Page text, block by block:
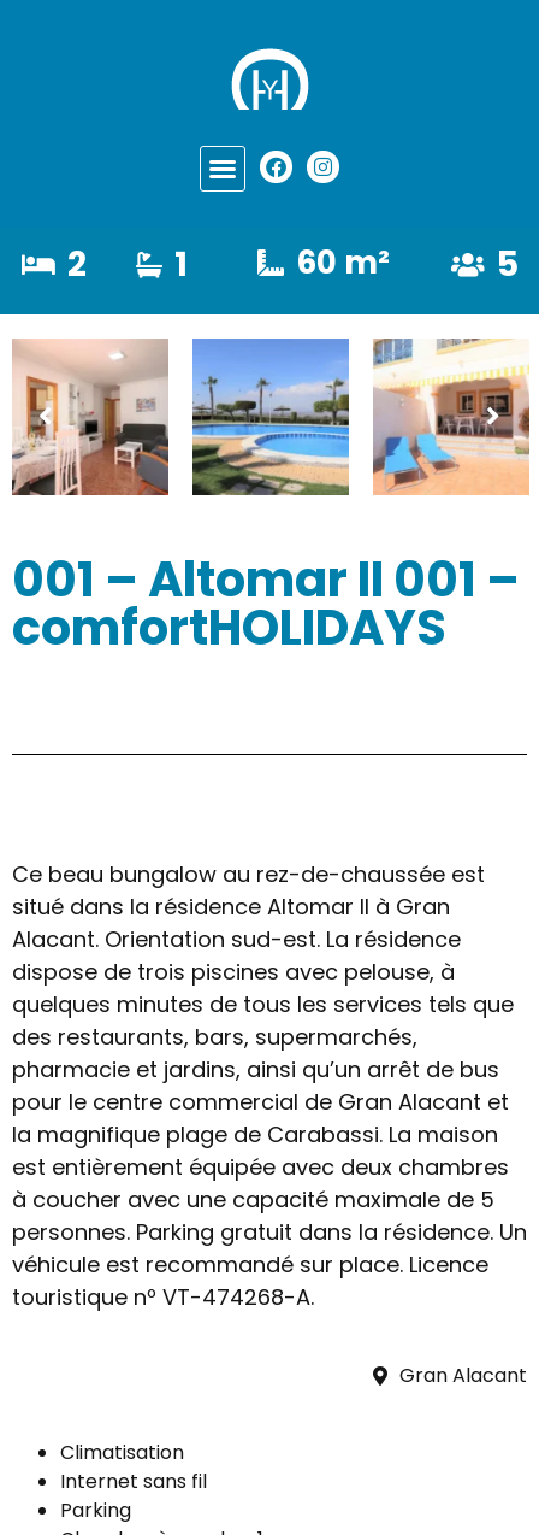
2 1 60 m² 5
001 – Altomar II 001 –
comfortHOLIDAYS
Ce beau bungalow au rez-de-chaussée est
situé dans la résidence Altomar II à Gran
Alacant. Orientation sud-est. La résidence
dispose de trois piscines avec pelouse, à
quelques minutes de tous les services tels que
des restaurants, bars, supermarchés,
pharmacie et jardins, ainsi qu’un arrêt de bus
pour le centre commercial de Gran Alacant et
la magnifique plage de Carabassi. La maison
est entièrement équipée avec deux chambres
à coucher avec une capacité maximale de 5
personnes. Parking gratuit dans la résidence. Un
véhicule est recommandé sur place. Licence
touristique nº VT-474268-A.
Gran Alacant
Climatisation
Internet sans fil
Parking